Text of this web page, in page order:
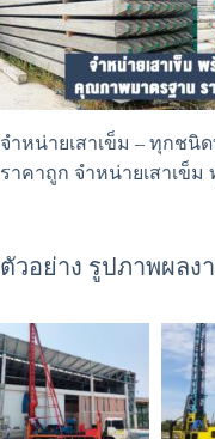
จำหน่ายเสาเข็ม – ทุกชนิ
ราคาถูก จำหน่ายเสาเข็
ตัวอย่าง รูปภาพผลง